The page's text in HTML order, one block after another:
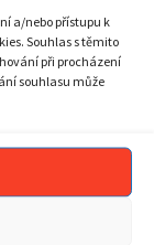
a/nebo přístupu k
Souhlas s těmito
při procházení
souhlasu může
22
23
29
30
5